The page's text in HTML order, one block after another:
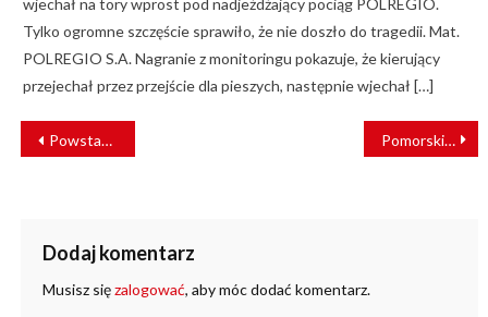
wjechał na tory wprost pod nadjeżdżający pociąg POLREGIO.
Tylko ogromne szczęście sprawiło, że nie doszło do tragedii. Mat.
POLREGIO S.A. Nagranie z monitoringu pokazuje, że kierujący
przejechał przez przejście dla pieszych, następnie wjechał […]
NAWIGACJA
WPISU
Powstanie nowa linia kolejowa Kraków – Myślenice Pomorskie dokupuje 28 pociągów! Newag otrzymał zamówienie warte ponad 800 mln zł
Dodaj komentarz
Musisz sięzalogować, aby móc dodać komentarz.